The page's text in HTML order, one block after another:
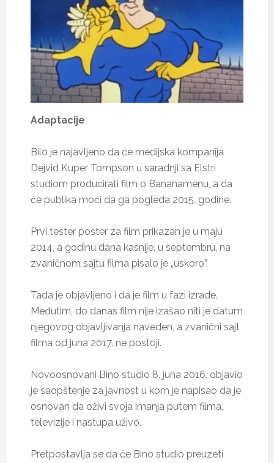
Adaptacije
Bilo je najavljeno da će medijska kompanija
Dejvid Kuper Tompson u saradnji sa Elstri
studiom producirati film o Bananamenu, a da
će publika moći da ga pogleda 2015. godine.
Prvi tester poster za film prikazan je u maju
2014, a godinu dana kasnije, u septembru, na
zvaničnom sajtu filma pisalo je „uskoro”.
Tada je objavljeno i da je film u fazi izrade.
Međutim, do danas film nije izašao niti je datum
njegovog objavljivanja naveden, a zvanični sajt
filma od juna 2017. ne postoji.
Novoosnovani Bino studio 8. juna 2016. objavio
je saopštenje za javnost u kom je napisao da je
osnovan da oživi svoja imanja putem filma,
televizije i nastupa uživo.
Pretpostavlja se da će Bino studio preuzeti